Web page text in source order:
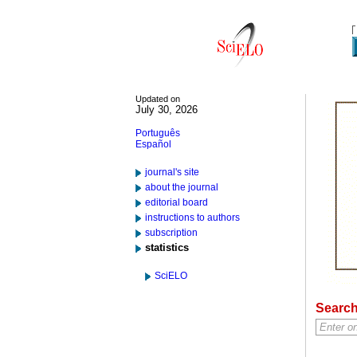
Updated on
July 30, 2026
Português
Español
journal's site
about the journal
editorial board
instructions to authors
subscription
statistics
SciELO